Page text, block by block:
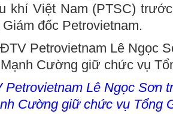
khí Việt Nam (PTSC)
đốc Petrovietnam.
Lê Ngọc Sơn
Cường giữ chức vụ Tổng